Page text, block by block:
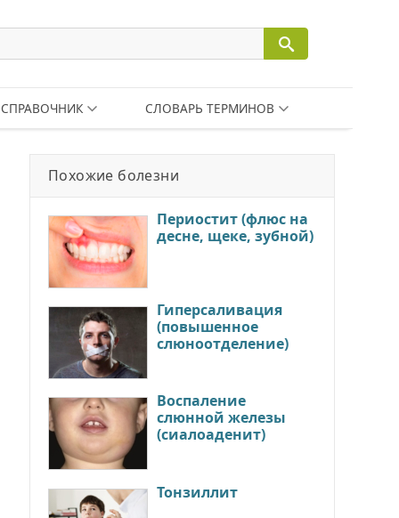
СПРАВОЧНИК СЛОВАРЬ ТЕРМИНОВ
Похожие болезни
Периостит (флюс на
десне, щеке, зубной)
Гиперсаливация
(повышенное
слюноотделение)
Воспаление
слюнной железы
(сиалоаденит)
Тонзиллит